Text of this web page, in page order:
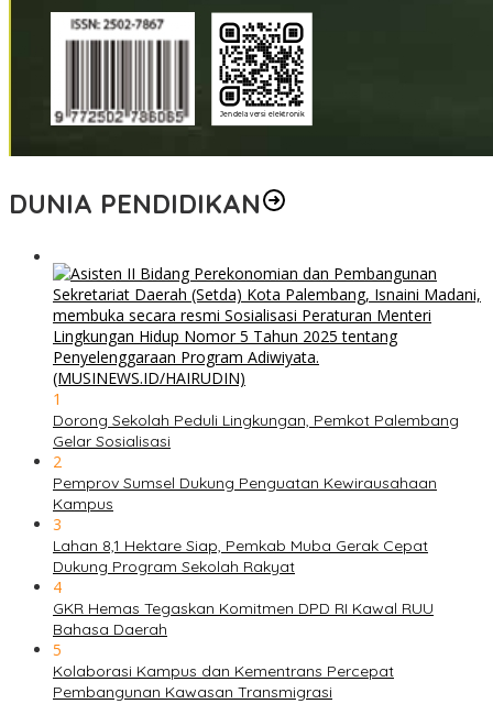
DUNIA PENDIDIKAN
1
Dorong Sekolah Peduli Lingkungan, Pemkot Palembang
Gelar Sosialisasi
2
Pemprov Sumsel Dukung Penguatan Kewirausahaan
Kampus
3
Lahan 8,1 Hektare Siap, Pemkab Muba Gerak Cepat
Dukung Program Sekolah Rakyat
4
GKR Hemas Tegaskan Komitmen DPD RI Kawal RUU
Bahasa Daerah
5
Kolaborasi Kampus dan Kementrans Percepat
Pembangunan Kawasan Transmigrasi